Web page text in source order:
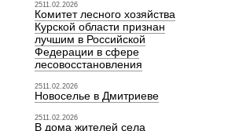
2511.02.2026
Комитет лесного хозяйства
Курской области признан
лучшим в Российской
Федерации в сфере
лесовосстановления
2511.02.2026
Новоселье в Дмитриеве
2511.02.2026
В дома жителей села